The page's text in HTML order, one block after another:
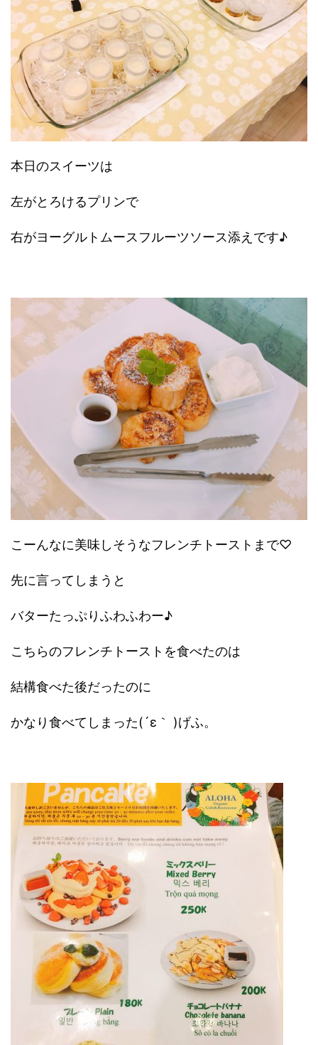
本日のスイーツは
左がとろけるプリンで
右がヨーグルトムースフルーツソース添えです♪
こーんなに美味しそうなフレンチトーストまで♡
先に言ってしまうと
バターたっぷりふわふわー♪
こちらのフレンチトーストを食べたのは
結構食べた後だったのに
かなり食べてしまった(´ε｀ )げふ。